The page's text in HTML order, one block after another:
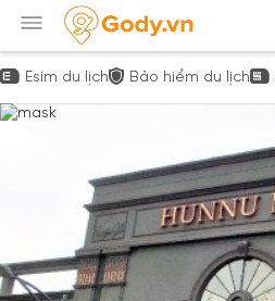
Esim du lịch Bảo hiểm du lịch